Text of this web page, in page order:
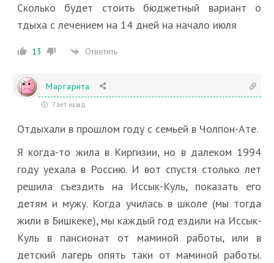
Сколько будет стоить бюджетный вариант о
тдыха с лечением на 14 дней на начало июля
13 Ответить
Маргарита
7 лет назад
Отдыхали в прошлом году с семьей в Чолпон-Ате.
Я когда-то жила в Киргизии, но в далеком 1994
году уехала в Россию. И вот спустя столько лет
решила съездить на Иссык-Куль, показать его
детям и мужу. Когда училась в школе (мы тогда
жили в Бишкеке), мы каждый год ездили на Иссык-
Куль в пансионат от маминой работы, или в
детский лагерь опять таки от маминой работы.